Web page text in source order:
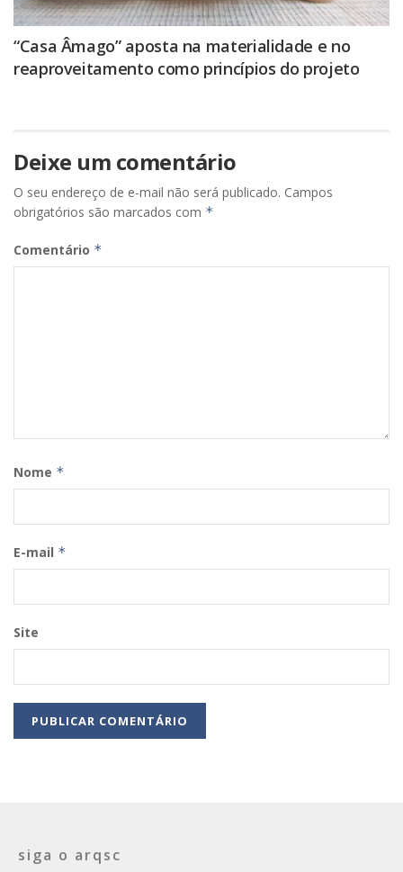
“Casa Âmago” aposta na materialidade e no
reaproveitamento como princípios do projeto
Deixe um comentário
O seu endereço de e-mail não será publicado. Campos
obrigatórios são marcados com *
Comentário *
Nome *
E-mail *
Site
siga o arqsc